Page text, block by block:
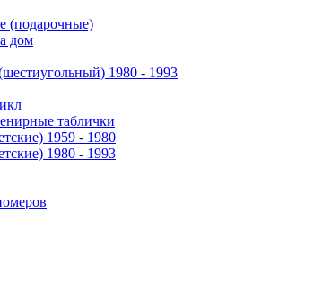
(подарочные)
дом
1980 - 1993
таблички
1959 - 1980
1980 - 1993